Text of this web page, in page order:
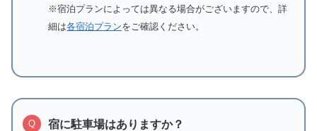
※宿泊プランによっては異なる場合がございますので、詳
細は各宿泊プランをご確認ください。
Q 宿に駐車場はありますか？